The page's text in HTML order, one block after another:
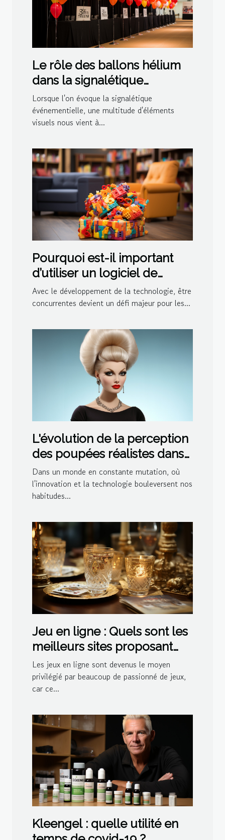
Le rôle des ballons hélium
dans la signalétique
événementielle
Lorsque l'on évoque la signalétique
événementielle, une multitude d'éléments
visuels nous vient à...
Pourquoi est-il important
d’utiliser un logiciel de
ludothèque et de
médiathèque pour votre
Avec le développement de la technologie, être
concurrentes devient un défi majeur pour les...
L'évolution de la perception
des poupées réalistes dans
la société moderne
Dans un monde en constante mutation, où
l'innovation et la technologie bouleversent nos
habitudes...
Jeu en ligne : Quels sont les
meilleurs sites proposant
des jeux de belote ?
Les jeux en ligne sont devenus le moyen
privilégié par beaucoup de passionné de jeux,
car ce...
Kleengel : quelle utilité en